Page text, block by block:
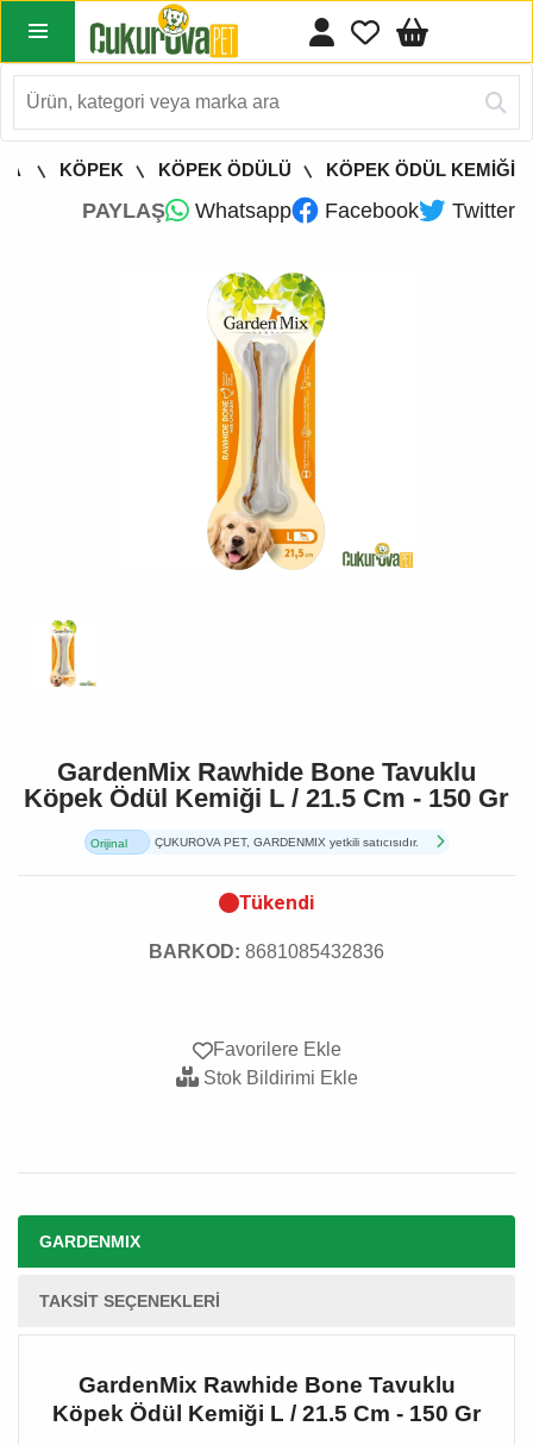
KÖPEK KÖPEK ÖDÜLÜ KÖPEK ÖDÜL KEMİĞİ
PAYLAŞ Whatsapp Facebook Twitter
GardenMix Rawhide Bone Tavuklu
Köpek Ödül Kemiği L / 21.5 Cm - 150 Gr
Orijinal
ÇUKUROVA PET, GARDENMIX yetkili satıcısıdır.
Tükendi
BARKOD: 8681085432836
Favorilere Ekle
Stok Bildirimi Ekle
GARDENMIX
TAKSIT SEÇENEKLERI
GardenMix Rawhide Bone Tavuklu
Köpek Ödül Kemiği L / 21.5 Cm - 150 Gr